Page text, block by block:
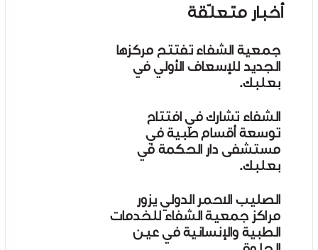
أخبار متعلّقة
جمعية الشفاء تفتتح مركزها
الجديد للإسعاف الأولي في
بعلبك.
الشفاء تشارك في افتتاح
توسعة أقسام طبية في
مستشفى دار الحكمة في
بعلبك.
الصليب الاحمر الدولي يزور
مراكز جمعية الشفاء للخدمات
الطبية والإنسانية في عين